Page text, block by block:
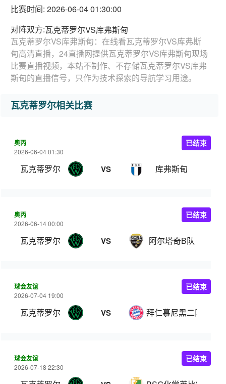
比赛时间: 2026-06-04 01:30:00
对阵双方:瓦克蒂罗尔VS库弗斯甸
瓦克蒂罗尔VS库弗斯甸：在线看瓦克蒂罗尔VS库弗斯
甸高清直播，24直播网提供瓦克蒂罗尔VS库弗斯甸现场
比赛直播视频，本站不制作、不存储瓦克蒂罗尔VS库弗
斯甸的直播信号，只作为技术探索的导航学习用途。
瓦克蒂罗尔相关比赛
奥丙
2026-06-04 01:30
瓦克蒂罗尔 VS 库弗斯甸
已结束
奥丙
2026-06-14 00:00
瓦克蒂罗尔 VS 阿尔塔奇B队
已结束
球会友谊
2026-07-04 19:00
瓦克蒂罗尔 VS 拜仁慕尼黑二队
已结束
球会友谊
2026-07-18 22:30
已结束